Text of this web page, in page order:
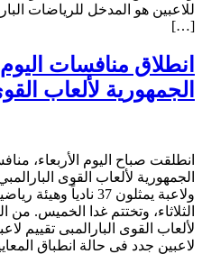
للاعبين هو المدخل للرياضات
[…]
انطلاق منافسات
الجمهورية لألعاب
انطلقت صباح اليوم الأربعاء،
ولاعبة يمثلون 37
الثلاثاء، وتختتم غدا الخميس.
لألعاب القوى البارالمبى تقييم
لاعبين جدد فى حالة انطباق